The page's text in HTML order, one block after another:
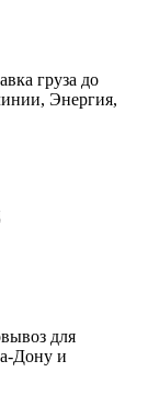
груза до
Энергия,
для
Дону и